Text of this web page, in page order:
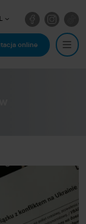
online